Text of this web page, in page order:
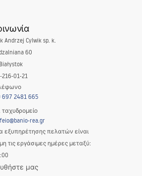
Andrzej Cylwik sp. k.
60
216-01-21
697 2481 665
ταχυδρομείο
rea.gr
εξυπηρέτησης πελατών είναι
τις εργάσιμες ημέρες μεταξύ:
μας